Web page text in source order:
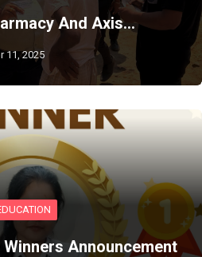
And Axis…
11, 2025
Announcement